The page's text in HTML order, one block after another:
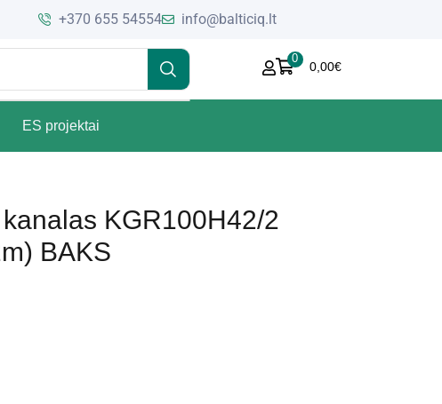
+370 655 54554 info@balticiq.lt
0
0,00€
ES projektai
KGR100H42/2
BAKS